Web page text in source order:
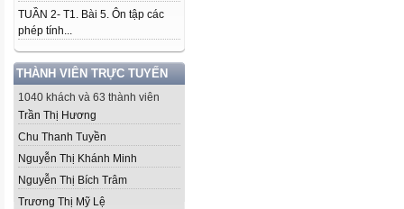
TUẦN 2- T1. Bài 5. Ôn tập các
phép tính...
THÀNH VIÊN TRỰC TUYẾN
1040 khách và 63 thành viên
Trần Thị Hương
Chu Thanh Tuyền
Nguyễn Thị Khánh Minh
Nguyễn Thị Bích Trâm
Trương Thị Mỹ Lệ